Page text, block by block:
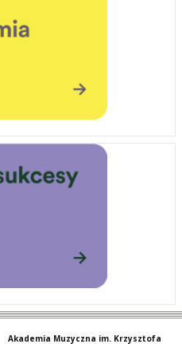
Akademia Muzyczna im. Krzysztofa